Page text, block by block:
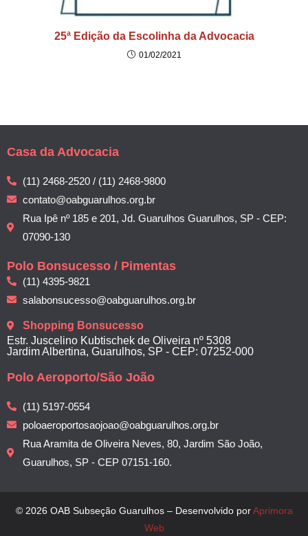
25ª Edição da Escolinha da Advocacia
01/02/2021
Casa da Advocacia
(11) 2468-2520 / (11) 2468-9800
contato@oabguarulhos.org.br
Rua Ipê nº 185 e 201, Jd. Guarulhos Guarulhos, SP - CEP:
07090-130
Polo Bonsucesso / Pimentas
(11) 4395-9821
salabonsucesso@oabguarulhos.org.br
Shopping Bonsucesso
Estr. Juscelino Kubtischek de Oliveira nº 5308
Jardim Albertina, Guarulhos, SP - CEP: 07252-000
Polo Aeroporto/São João
(11) 5197-0554
poloaeroportosaojoao@oabguarulhos.org.br
Rua Aramita de Oliveira Neves, 80, Jardim São João,
Guarulhos, SP - CEP 07151-160.
© 2026 OAB Subseção Guarulhos – Desenvolvido porAprimora
Web